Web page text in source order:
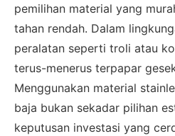
pemilihan material yang
tahan rendah. Dalam
peralatan seperti troli atau
terus-menerus terpapar
Menggunakan material
baja bukan sekadar pilihan
keputusan investasi yang